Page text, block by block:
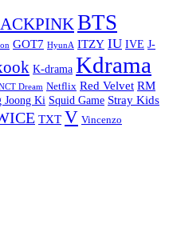
BTS
GOT7 HyunA ITZY IU IVE J-
K-drama Kdrama
Dream Netflix Red Velvet RM
Joong Ki Squid Game Stray Kids
TXT V Vincenzo